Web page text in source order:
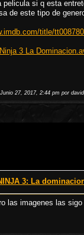
pelicula si q esta
de este tipo de
title/
Ninja 3 La
27, 2017, 2:44 pm por
3: La
las imagenes las